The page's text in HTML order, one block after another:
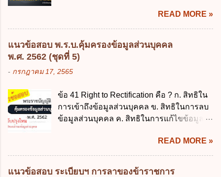
พฤษภาคม 2562 ข้อ 4 "บุคคลหรือนิติบุคคล
ซึ่งมีอำนาจหน้าที่ตัดสินใจเกี่ยวกับการเก็บ
รวบรวม ใช้ หรือเปิดเผยข้อมูลส่วนบุคคล" คือ
ความหมายตามข้อใด ก. ผู้ควบคุมข้อมูลส่วน
มีอำนาจแต่งตั้งพนักงานเจ้าหน้าที่ตามพระ
ราชบัญญัติคุ้มครองข้อมูลส่วนบุคคล พ.ศ.
2562 ก. นายกรัฐมนตรี ข. รัฐมนตรีว่าการ
กระทรวงดิจิทัลเพื่อเศร...
ส่วนราชการมีเงินทดรองราชการเพื่อรองจ่าย
ตามข้อผูกพันในการกู้เงินจากต่างประเทศ ค.
รองรับการปฏิบัติงานด้านการเงินการคลังตาม
นโยบาย New GFMIS Thai ง. สนับสนุนการให้
ความช่วยเหลือในกรณีจำเป็นเร่งด่วนที่ไม่
สามารถรอการเบิกเงินจากงบประมาณได้ ข้อ
ราชการ พ.ศ. 2562 ออกโดยอาศัยกฎหมาย
แม่บทใด ก. พระราชบัญญัติวิธีการงบ
ประมาณ พ.ศ. 2561 ข. พระราชบัญญัติวินัย
บัญญัติเงินคงคลัง พ.ศ. 2491 ง. ระเบียบ
กระทรวงการคลัง ว่าด้วยการเบิกเงินจากคลัง
การรับเงิน การจ่ายเงิน การเก็บรักษาเงิน และ
READ MORE »
แนวข้อสอบ พ.ร.บ.คุ้มครองข้อมูลส่วนบุคคล
พ.ศ. 2562 (ชุดที่ 5)
- กรกฎาคม 17, 2565
ข้อ 41 Right to Rectification คือ ? ก. สิทธิใน
การเข้าถึงข้อมูลส่วนบุคคล ข. สิทธิในการลบ
ข้อมูลส่วนบุคคล ค. สิทธิในการแก้ไขข้อมูล
การประมวลผลข้อมูลส่วนบุคคล ข้อ 42 ผู้
ควบคุมข้อมูลส่วนบุคคลต้องแก้ไขข้อมูลส่วน
บุคคลตามหลักการข้อใด ก. ถูกต้อง เป็น
READ MORE »
แนวข้อสอบ ระเบียบฯ การลาของข้าราชการ